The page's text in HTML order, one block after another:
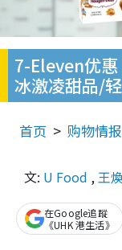
7-Eleven优
冰激凌甜品/
首页 购物情报
文: U Food ,王
在Google追蹤
《UHK 港生活》